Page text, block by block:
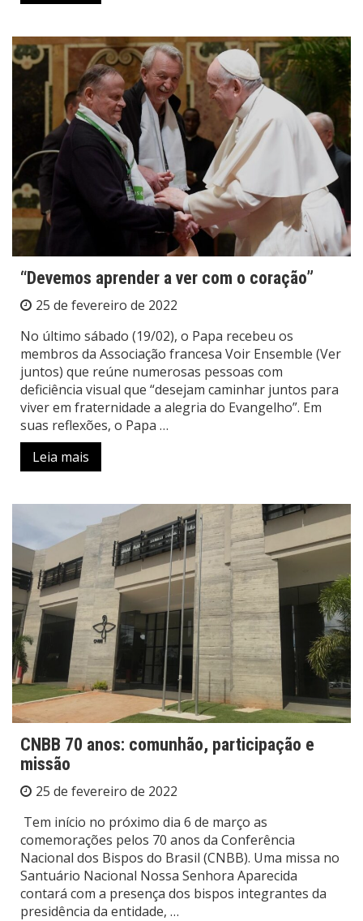
“Devemos aprender a ver com o coração”
25 de fevereiro de 2022
No último sábado (19/02), o Papa recebeu os
membros da Associação francesa Voir Ensemble (Ver
juntos) que reúne numerosas pessoas com
deficiência visual que “desejam caminhar juntos para
viver em fraternidade a alegria do Evangelho”. Em
suas reflexões, o Papa …
Leia mais
CNBB 70 anos: comunhão, participação e
missão
25 de fevereiro de 2022
Tem início no próximo dia 6 de março as
comemorações pelos 70 anos da Conferência
Nacional dos Bispos do Brasil (CNBB). Uma missa no
Santuário Nacional Nossa Senhora Aparecida
contará com a presença dos bispos integrantes da
presidência da entidade, …